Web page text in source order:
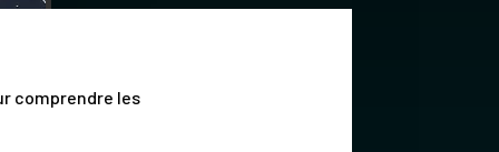
comprendre les